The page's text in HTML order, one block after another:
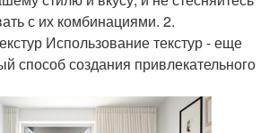
с их комбинациями. 2.
Использование текстур - еще
способ создания привлекательного